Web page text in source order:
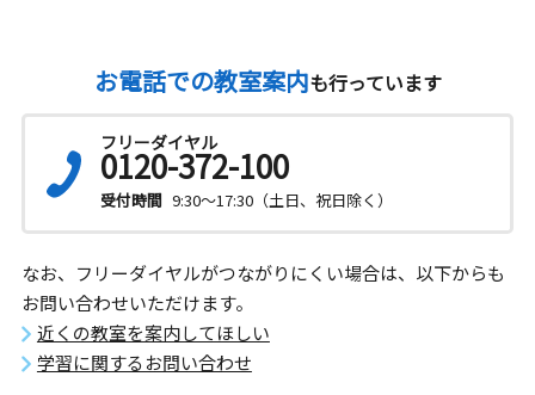
お電話での教室案内も行っています
フリーダイヤル
0120-372-100
受付時間 9:30～17:30（土日、祝日除く）
なお、フリーダイヤルがつながりにくい場合は、以下からも
お問い合わせいただけます。
近くの教室を案内してほしい
学習に関するお問い合わせ